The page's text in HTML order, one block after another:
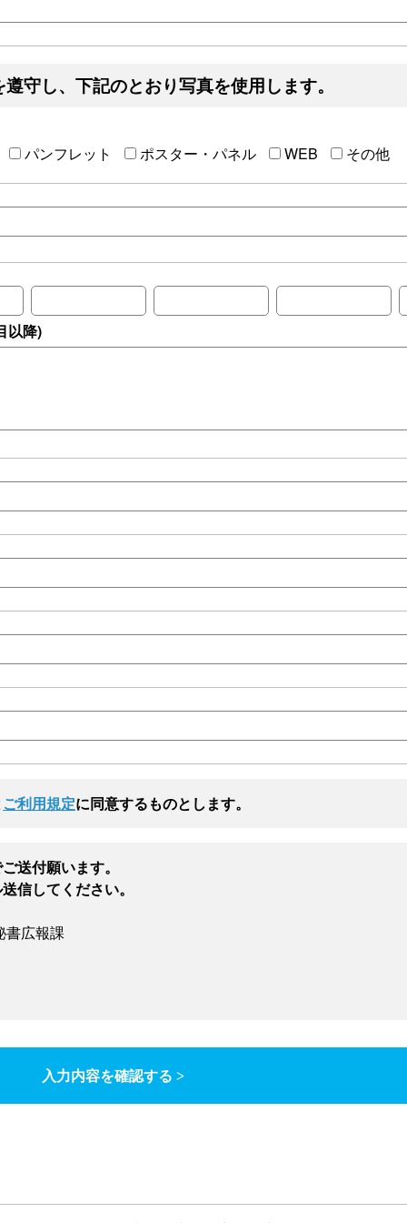
遵守し、下記のとおり写真を使用します。
パンフレット ポスター・パネル WEB その他
以降)
ご利用規定に同意するものとします。
送付願います。
信してください。
広報課